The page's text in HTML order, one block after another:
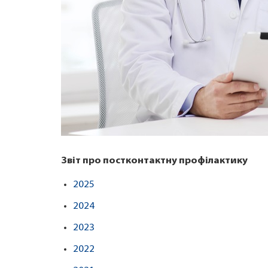
Звіт про постконтактну профілактику
2025
2024
2023
2022